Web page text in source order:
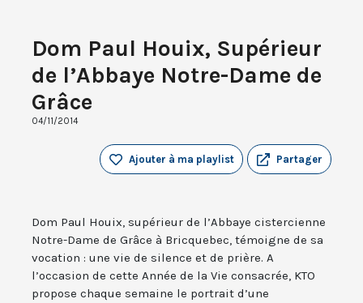
Dom Paul Houix, Supérieur
de l’Abbaye Notre-Dame de
Grâce
04/11/2014
Partager
Ajouter à ma playlist
Dom Paul Houix, supérieur de l’Abbaye cistercienne
Notre-Dame de Grâce à Bricquebec, témoigne de sa
vocation : une vie de silence et de prière. A
l’occasion de cette Année de la Vie consacrée, KTO
propose chaque semaine le portrait d’une